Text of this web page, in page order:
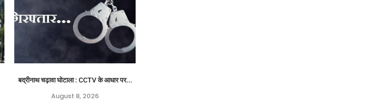
बद्रीनाथ चढ़ावा घोटाला : CCTV के आधार पर...
August 8, 2026